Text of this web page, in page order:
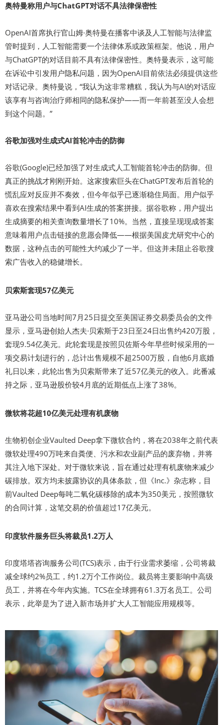
奥特曼称用户与ChatGPT对话不具法律保密性
OpenAI首席执行官山姆·奥特曼在播客中谈及人工智能与法律监
管时提到，人工智能需要一个法律体系或政策框架。他说，用户
与ChatGPT的对话目前不具有法律保密性。奥特曼表示，这可能
在诉讼中引发用户隐私问题，因为OpenAI目前依法必须提供这些
对话记录。奥特曼说，“我认为这非常糟糕，我认为与AI的对话应
该享有与咨询治疗师相同的隐私保护——而一年前甚至没人会想
到这个问题。”
谷歌加强对生成式AI首轮冲击的防御
谷歌(Google)已经加强了对生成式人工智能首轮冲击的防御。但
真正的挑战才刚刚开始。这家搜索巨头在ChatGPT发布后首轮的
慌乱应对反应并不奏效，但今年似乎已逐渐稳住局面。用户似乎
喜欢在搜索结果中看到AI生成的答案拼接。据谷歌称，用户提出
生成摘要的相关查询数量增长了10%。当然，直接呈现现成答案
意味着用户点击链接的意愿会降低——根据美国皮尤研究中心的
数据，这种点击的可能性大约减少了一半。但这并未阻止谷歌搜
索广告收入的稳健增长。
贝索斯套现57亿美元
亚马逊公司当地时间7月25日提交至美国证券交易委员会的文件
显示，亚马逊创始人杰夫·贝索斯于23日至24日出售约420万股，
套现9.54亿美元。此轮套现是按照贝佐斯今年早些时候采用的一
项交易计划进行的，总计出售规模不超2500万股，自他6月底婚
礼日以来，此轮出售为贝索斯带来了近57亿美元的收入。此番减
持之际，亚马逊股价较4月底的近期低点上涨了38%。
微软将花超10亿美元处理有机废物
生物初创企业Vaulted Deep拿下微软合约，将在2038年之前代表
微软处理490万吨来自粪便、污水和农业副产品的废弃物，并将
其注入地下深处。对于微软来说，旨在通过处理有机废物来减少
碳排放。双方均未披露协议的具体条款，但《Inc.》杂志称，目
前Vaulted Deep每吨二氧化碳移除的成本为350美元，按照微软
的合同计算，这笔交易的价值超过17亿美元。
印度软件服务巨头将裁员1.2万人
印度塔塔咨询服务公司(TCS)表示，由于行业需求萎缩，公司将裁
减全球约2%员工，约1.2万个工作岗位。裁员将主要影响中高级
员工，并将在今年内实施。TCS在全球拥有61.3万名员工。公司
表示，此举是为了进入新市场并扩大人工智能应用规模等。